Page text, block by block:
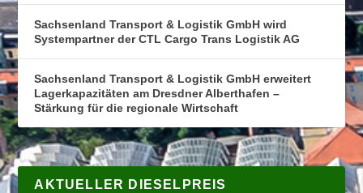
Sachsenland Transport & Logistik GmbH wird
Systempartner der CTL Cargo Trans Logistik AG
Sachsenland Transport & Logistik GmbH erweitert
Lagerkapazitäten am Dresdner Alberthafen –
Stärkung für die regionale Wirtschaft
AKTUELLER DIESELPREIS